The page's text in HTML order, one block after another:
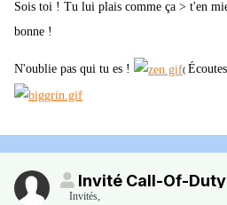
Sois toi ! Tu lui plais comme ça > t'en
bonne !
N'oublie pas qui tu es ! ( Écoutes
Invité Call-Of-Duty
Invités,